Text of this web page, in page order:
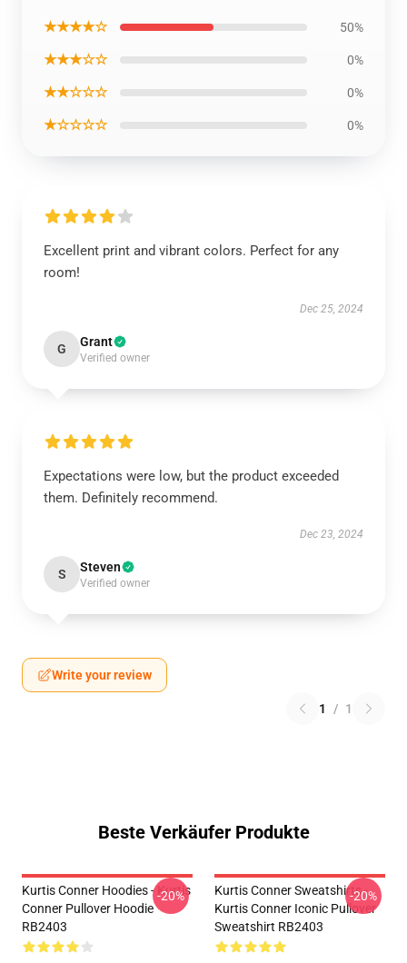
★★★★☆ 50%
★★★☆☆ 0%
★★☆☆☆ 0%
★☆☆☆☆ 0%
Excellent print and vibrant colors. Perfect for any
room!
Dec 25, 2024
G Grant
Verified owner
Expectations were low, but the product exceeded
them. Definitely recommend.
Dec 23, 2024
S Steven
Verified owner
Write your review
1 / 1
Beste Verkäufer Produkte
Kurtis Conner Hoodies - Kurtis
Conner Pullover Hoodie
RB2403
-20%
Kurtis Conner Sweatshirts -
Kurtis Conner Iconic Pullover
Sweatshirt RB2403
-20%